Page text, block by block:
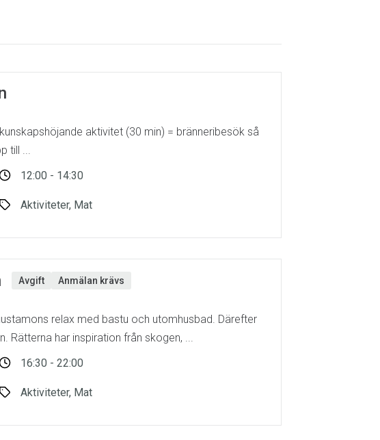
aktivitet (30 min) = bränneribesök så
till ...
12:00 - 14:30
Aktiviteter, Mat
Avgift Anmälan krävs
relax med bastu och utomhusbad. Därefter
Rätterna har inspiration från skogen, ...
16:30 - 22:00
Aktiviteter, Mat